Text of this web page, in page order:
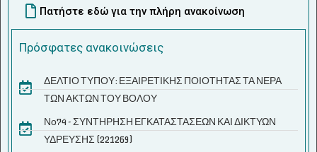
Πατήστε εδώ για την πλήρη ανακοίνωση
Πρόσφατες ανακοινώσεις
ΔΕΛΤΙΟ ΤΥΠΟΥ: ΕΞΑΙΡΕΤΙΚΗΣ ΠΟΙΟΤΗΤΑΣ ΤΑ ΝΕΡΑ
ΤΩΝ ΑΚΤΩΝ ΤΟΥ ΒΟΛΟΥ
Νο74 - ΣΥΝΤΗΡΗΣΗ ΕΓΚΑΤΑΣΤΑΣΕΩΝ ΚΑΙ ΔΙΚΤΥΩΝ
ΥΔΡΕΥΣΗΣ (221269)